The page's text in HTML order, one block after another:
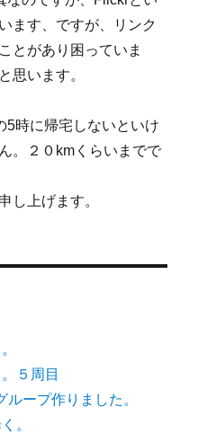
ます、ですが、リンク
とがあり困っていま
思います。
5時に帰宅しないといけ
。２０kmくらいまでで
し上げます。
５周目
ープ作りました。
。